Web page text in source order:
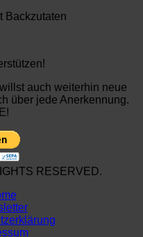
Backzutaten
auch weiterhin neue
über jede Anerkennung.
RESERVED.